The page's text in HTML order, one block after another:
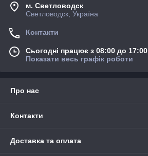
м. Светловодск
Светловодск, Україна
Контакти
Сьогодні працює з 08:00 до 17:00
Показати весь графік роботи
Про нас
Контакти
Доставка та оплата